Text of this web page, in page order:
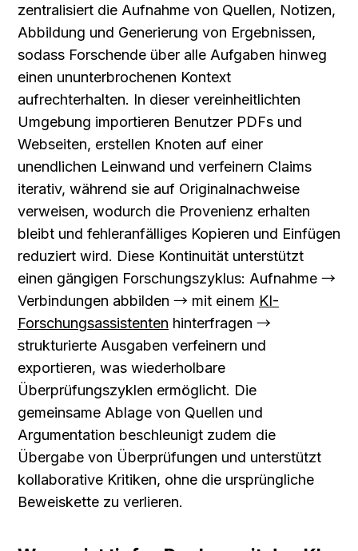
zentralisiert die Aufnahme von Quellen, Notizen,
Abbildung und Generierung von Ergebnissen,
sodass Forschende über alle Aufgaben hinweg
einen ununterbrochenen Kontext
aufrechterhalten. In dieser vereinheitlichten
Umgebung importieren Benutzer PDFs und
Webseiten, erstellen Knoten auf einer
unendlichen Leinwand und verfeinern Claims
iterativ, während sie auf Originalnachweise
verweisen, wodurch die Provenienz erhalten
bleibt und fehleranfälliges Kopieren und Einfügen
reduziert wird. Diese Kontinuität unterstützt
einen gängigen Forschungszyklus: Aufnahme →
Verbindungen abbilden → mit einem KI-
Forschungsassistenten hinterfragen →
strukturierte Ausgaben verfeinern und
exportieren, was wiederholbare
Überprüfungszyklen ermöglicht. Die
gemeinsame Ablage von Quellen und
Argumentation beschleunigt zudem die
Übergabe von Überprüfungen und unterstützt
kollaborative Kritiken, ohne die ursprüngliche
Beweiskette zu verlieren.